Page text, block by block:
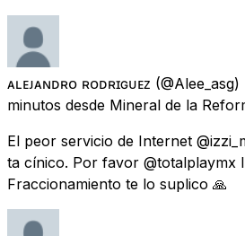
ᴀʟᴇᴊᴀɴᴅʀᴏ ʀᴏᴅʀɪɢᴜᴇᴢ
minutos desde Mineral de la
El peor servicio de Internet
ta cínico. Por favor @totalplaymx
Fraccionamiento te lo suplico 🙏